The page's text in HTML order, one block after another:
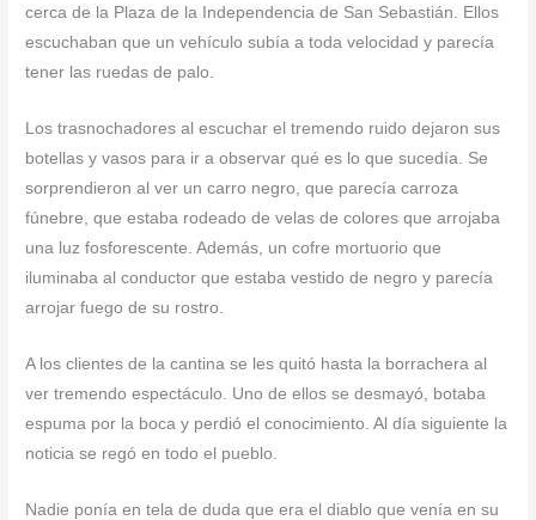
cerca de la Plaza de la Independencia de San Sebastián. Ellos
escuchaban que un vehículo subía a toda velocidad y parecía
tener las ruedas de palo.
Los trasnochadores al escuchar el tremendo ruido dejaron sus
botellas y vasos para ir a observar qué es lo que sucedía. Se
sorprendieron al ver un carro negro, que parecía carroza
fúnebre, que estaba rodeado de velas de colores que arrojaba
una luz fosforescente. Además, un cofre mortuorio que
iluminaba al conductor que estaba vestido de negro y parecía
arrojar fuego de su rostro.
A los clientes de la cantina se les quitó hasta la borrachera al
ver tremendo espectáculo. Uno de ellos se desmayó, botaba
espuma por la boca y perdió el conocimiento. Al día siguiente la
noticia se regó en todo el pueblo.
Nadie ponía en tela de duda que era el diablo que venía en su